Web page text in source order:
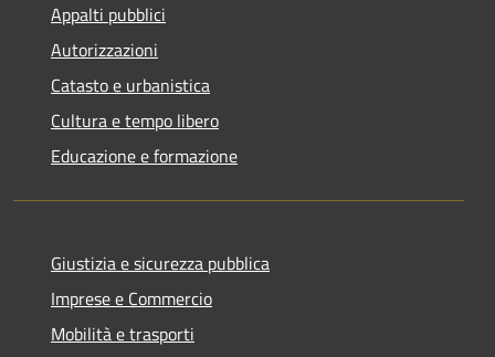
Appalti pubblici
Autorizzazioni
Catasto e urbanistica
Cultura e tempo libero
Educazione e formazione
Giustizia e sicurezza pubblica
Imprese e Commercio
Mobilità e trasporti